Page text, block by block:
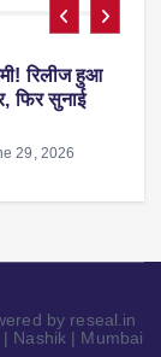
रिलीज हुआ
फिर सुनाई
29, 2026
by reseal.in
Nashik | Mumbai